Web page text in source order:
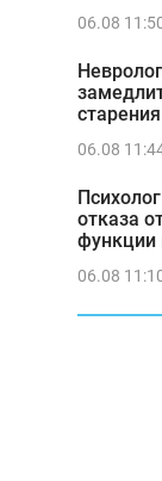
06.08
старения
06.08
отказа
функции
06.08